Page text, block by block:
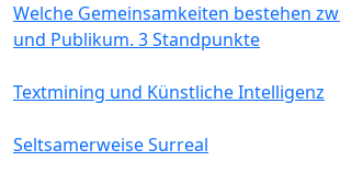
Welche Gemeinsamkeiten bestehen
und Publikum. 3 Standpunkte
Textmining und Künstliche Intelligenz
Seltsamerweise Surreal